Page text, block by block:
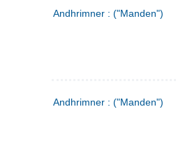
Andhrimner : ("Manden")
Andhrimner : ("Manden")